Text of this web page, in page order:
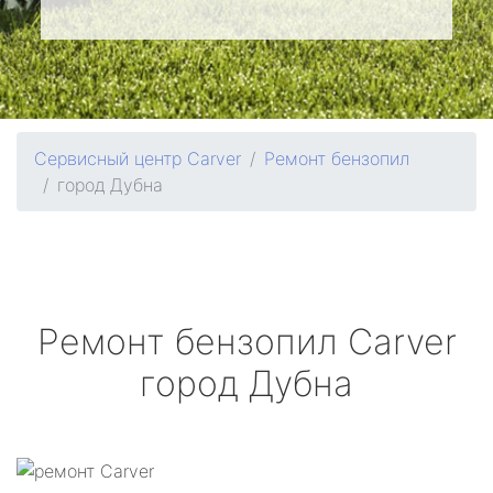
Сервисный центр Carver
Ремонт бензопил
город Дубна
Ремонт бензопил Carver
город Дубна